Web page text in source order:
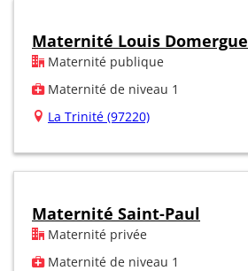
Maternité Louis Domergue
Maternité publique
Maternité de niveau 1
La Trinité (97220)
Maternité Saint-Paul
Maternité privée
Maternité de niveau 1